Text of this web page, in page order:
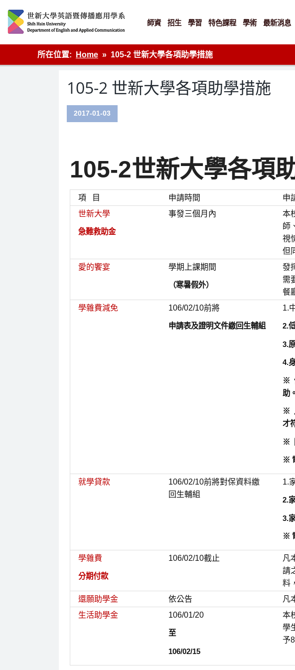
content
英語傳播
師資 招生 學習 特色課程 學術 最新消息
所在位置: Home 105-2 世新大學各項助學措施
105-2 世新大學各項助學措施
2017-01-03
105-2世新大學各項
項 目 申請時間
申
世新大學
急難救助金
事發三個月內
本
師
視
但
愛的饗宴
學期上課期間
（寒暑假外）
發
需
餐
學雜費減免
106/02/10前將
申請表及證明文件繳回生輔組
1.
2.
3.
4.
※
助。
※
才
※
※
就學貸款
106/02/10前將對保資料繳
回生輔組
1.
2.
3.
※
學雜費
分期付款
106/02/10截止
凡
請
料
還願助學金
依公告
凡
生活助學金
106/01/20
至
106/02/15
本
學
予